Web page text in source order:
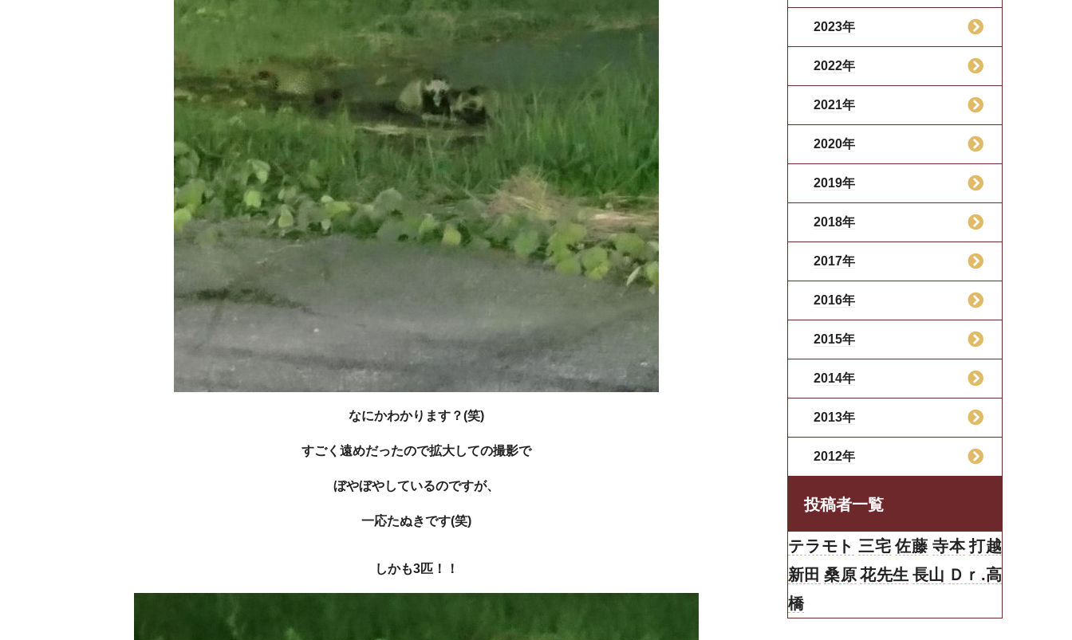
なにかわかります？(笑)
すごく遠めだったので拡大しての撮影で
ぼやぼやしているのですが、
一応たぬきです(笑)
しかも3匹！！
2023年
2022年
2021年
2020年
2019年
2018年
2017年
2016年
2015年
2014年
2013年
2012年
投稿者一覧
テラモト 三宅 佐藤 寺本 打越
新田 桑原花先生 長山 Ｄｒ.高
橋